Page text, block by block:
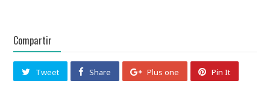
Compartir
Tweet Share Plus one Pin It